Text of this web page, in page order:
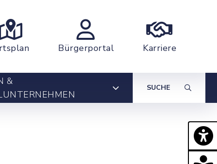
Bürgerportal Karriere
&
SUCHE